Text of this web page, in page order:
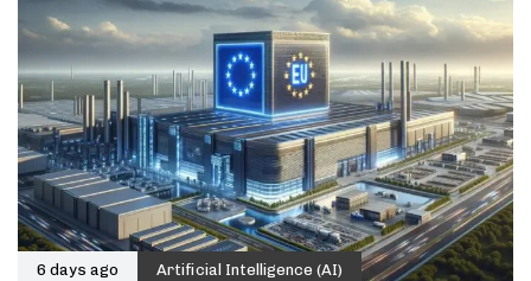
6 days ago Artificial Intelligence (AI)